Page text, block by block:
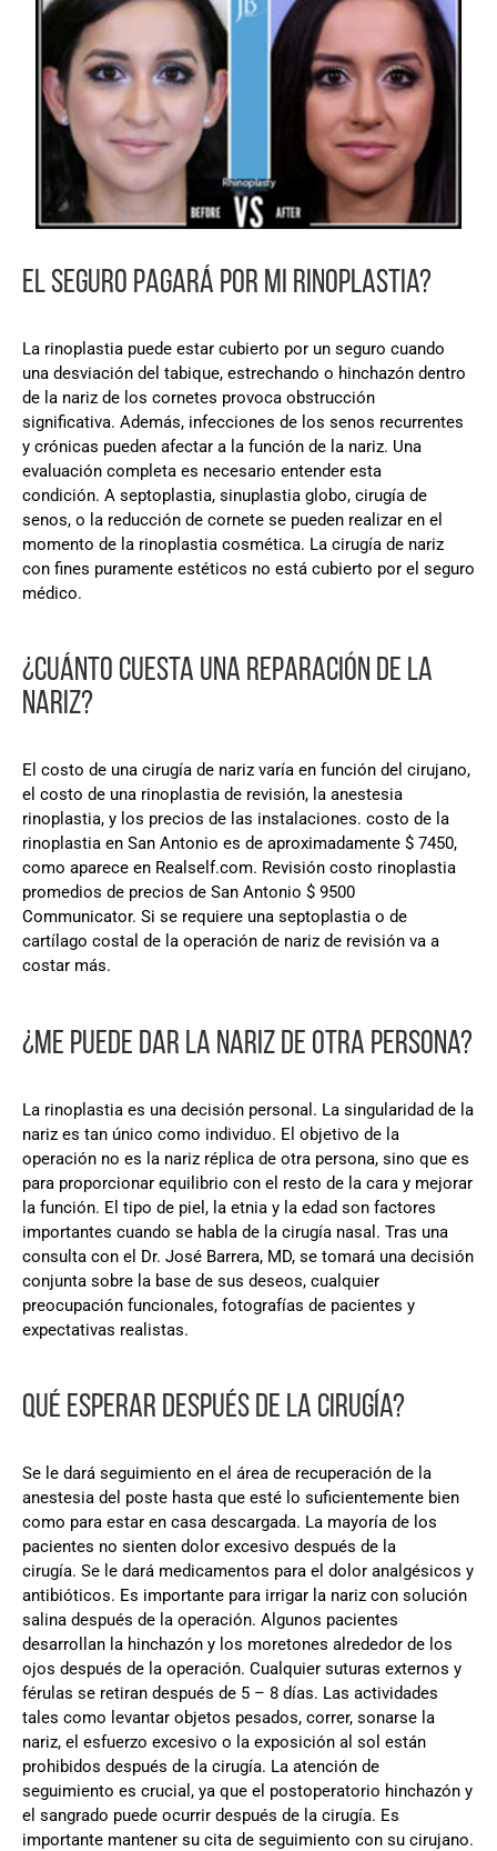
EL SEGURO PAGARÁ POR MI RINOPLASTIA?
La rinoplastia puede estar cubierto por un seguro cuando
una desviación del tabique, estrechando o hinchazón dentro
de la nariz de los cornetes provoca obstrucción
significativa. Además, infecciones de los senos recurrentes
y crónicas pueden afectar a la función de la nariz. Una
evaluación completa es necesario entender esta
condición. A septoplastia, sinuplastia globo, cirugía de
senos, o la reducción de cornete se pueden realizar en el
momento de la rinoplastia cosmética. La cirugía de nariz
con fines puramente estéticos no está cubierto por el seguro
médico.
¿CUÁNTO CUESTA UNA REPARACIÓN DE LA
NARIZ?
El costo de una cirugía de nariz varía en función del cirujano,
el costo de una rinoplastia de revisión, la anestesia
rinoplastia, y los precios de las instalaciones. costo de la
rinoplastia en San Antonio es de aproximadamente $ 7450,
como aparece en Realself.com. Revisión costo rinoplastia
promedios de precios de San Antonio $ 9500
Communicator. Si se requiere una septoplastia o de
cartílago costal de la operación de nariz de revisión va a
costar más.
¿ME PUEDE DAR LA NARIZ DE OTRA PERSONA?
La rinoplastia es una decisión personal. La singularidad de la
nariz es tan único como individuo. El objetivo de la
operación no es la nariz réplica de otra persona, sino que es
para proporcionar equilibrio con el resto de la cara y mejorar
la función. El tipo de piel, la etnia y la edad son factores
importantes cuando se habla de la cirugía nasal. Tras una
consulta con el Dr. José Barrera, MD, se tomará una decisión
conjunta sobre la base de sus deseos, cualquier
preocupación funcionales, fotografías de pacientes y
expectativas realistas.
QUÉ ESPERAR DESPUÉS DE LA CIRUGÍA?
Se le dará seguimiento en el área de recuperación de la
anestesia del poste hasta que esté lo suficientemente bien
como para estar en casa descargada. La mayoría de los
pacientes no sienten dolor excesivo después de la
cirugía. Se le dará medicamentos para el dolor analgésicos y
antibióticos. Es importante para irrigar la nariz con solución
salina después de la operación. Algunos pacientes
desarrollan la hinchazón y los moretones alrededor de los
ojos después de la operación. Cualquier suturas externos y
férulas se retiran después de 5 – 8 días. Las actividades
tales como levantar objetos pesados, correr, sonarse la
nariz, el esfuerzo excesivo o la exposición al sol están
prohibidos después de la cirugía. La atención de
seguimiento es crucial, ya que el postoperatorio hinchazón y
el sangrado puede ocurrir después de la cirugía. Es
importante mantener su cita de seguimiento con su cirujano.